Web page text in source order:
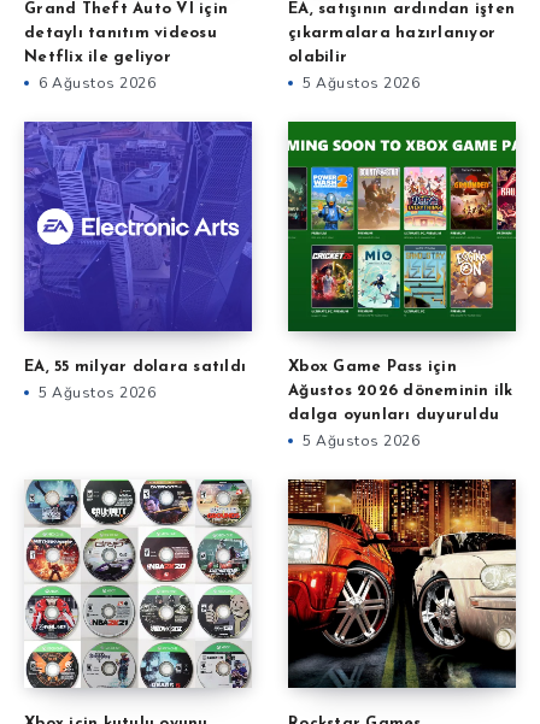
Grand Theft Auto VI için
detaylı tanıtım videosu
Netflix ile geliyor
6 Ağustos 2026
EA, satışının ardından işten
çıkarmalara hazırlanıyor
olabilir
5 Ağustos 2026
EA, 55 milyar dolara satıldı
5 Ağustos 2026
Xbox Game Pass için
Ağustos 2026 döneminin ilk
dalga oyunları duyuruldu
5 Ağustos 2026